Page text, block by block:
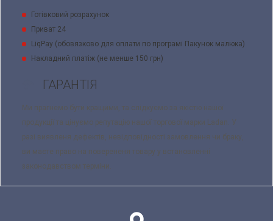
Готівковий розрахунок
Приват 24
LiqPay (обовязково для оплати по програмі Пакунок малюка)
Накладний платіж (не менше 150 грн)
ГАРАНТІЯ
Ми прагнемо бути кращими, та слідкуємо за якістю нашої
продукції та цінуємо репутацію нашої торгової марки Ladan. У
разі виявленя дефектів, невідповідності замовлення чи браку,
ви маєте право на поверененя товару у встановленні
законодавством терміни.